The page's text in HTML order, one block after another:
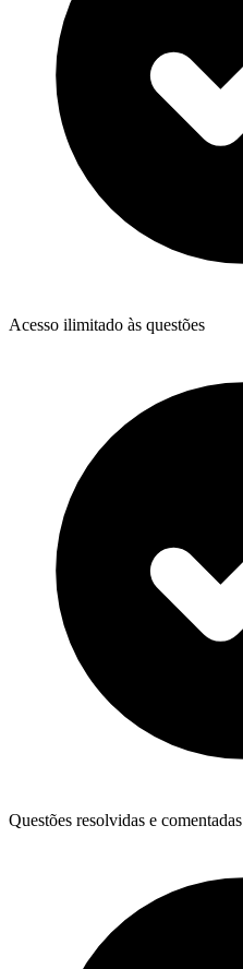
Acesso ilimitado às questões
Questões resolvidas e comentadas